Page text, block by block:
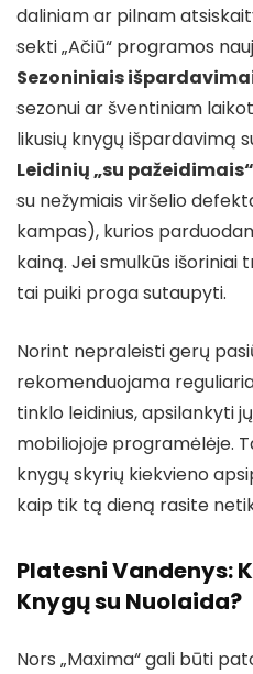
daliniam ar pilnam
sekti „Ačiū“ programos
Sezoniniais
sezonui ar šventiniam
likusių knygų išpardavimą
Leidinių „su
su nežymiais viršelio
kampas), kurios
kainą. Jei smulkūs išoriniai
tai puiki proga sutaupyti.
Norint nepraleisti gerų
rekomenduojama
tinklo leidinius, apsilankyti
mobiliojoje programėlėje.
knygų skyrių kiekvieno
kaip tik tą dieną rasite
Platesni Vandenys:
Knygų su Nuolaida?
Nors „Maxima“ gali būti